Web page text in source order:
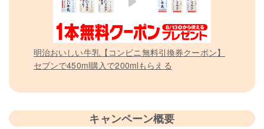
明治おいしい牛乳【コンビニ無料引換券クーポン】
セブンで450ml購入で200mlもらえる
キャンペーン概要